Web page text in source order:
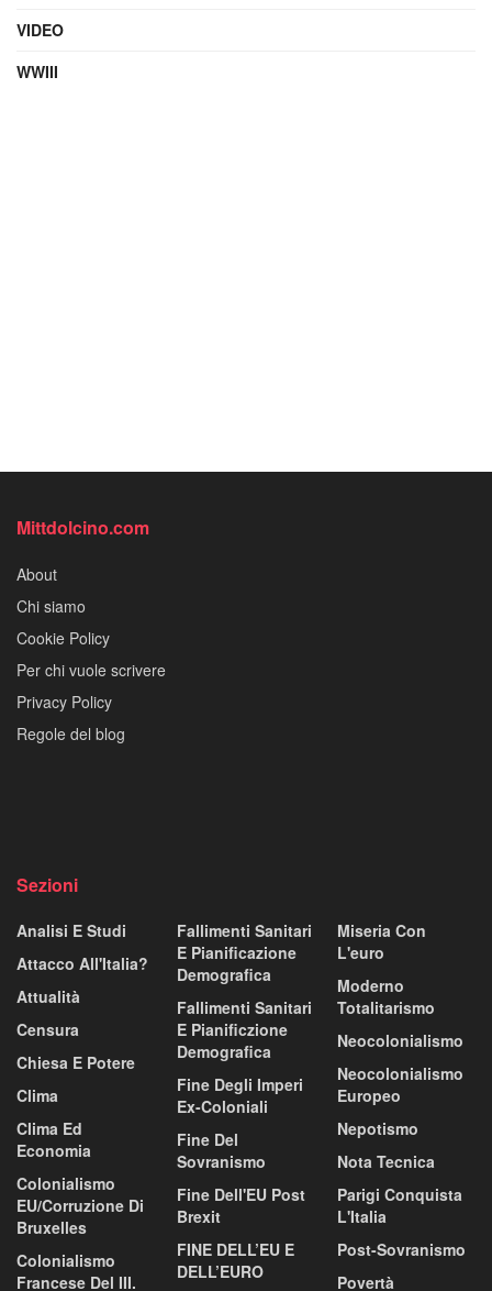
VIDEO
WWIII
Mittdolcino.com
About
Chi siamo
Cookie Policy
Per chi vuole scrivere
Privacy Policy
Regole del blog
Sezioni
Analisi E Studi
Attacco All'Italia?
Attualità
Censura
Chiesa E Potere
Clima
Clima Ed
Economia
Colonialismo
EU/corruzione Di
Bruxelles
Colonialismo
Francese Del III.
Fallimenti Sanitari
E Pianificazione
Demografica
Fallimenti Sanitari
E Pianificzione
Demografica
Fine Degli Imperi
Ex-Coloniali
Fine Del
Sovranismo
Fine Dell'EU Post
Brexit
FINE DELL’EU E
DELL’EURO
Miseria Con
L'euro
Moderno
Totalitarismo
Neocolonialismo
Neocolonialismo
Europeo
Nepotismo
Nota Tecnica
Parigi Conquista
L'Italia
Post-Sovranismo
Povertà